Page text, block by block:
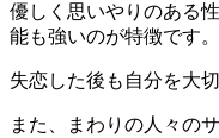
優しく思いやりのある
能も強いのが特徴です。
失恋した後も自分を大
また、まわりの人々の